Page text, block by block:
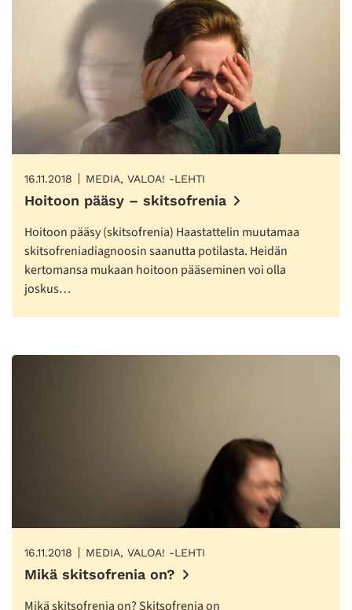
16.11.2018 MEDIA, VALOA! -LEHTI
Hoitoon pääsy – skitsofrenia
Hoitoon pääsy (skitsofrenia) Haastattelin muutamaa
skitsofreniadiagnoosin saanutta potilasta. Heidän
kertomansa mukaan hoitoon pääseminen voi olla
joskus…
16.11.2018 MEDIA, VALOA! -LEHTI
Mikä skitsofrenia on?
Mikä skitsofrenia on? Skitsofrenia on